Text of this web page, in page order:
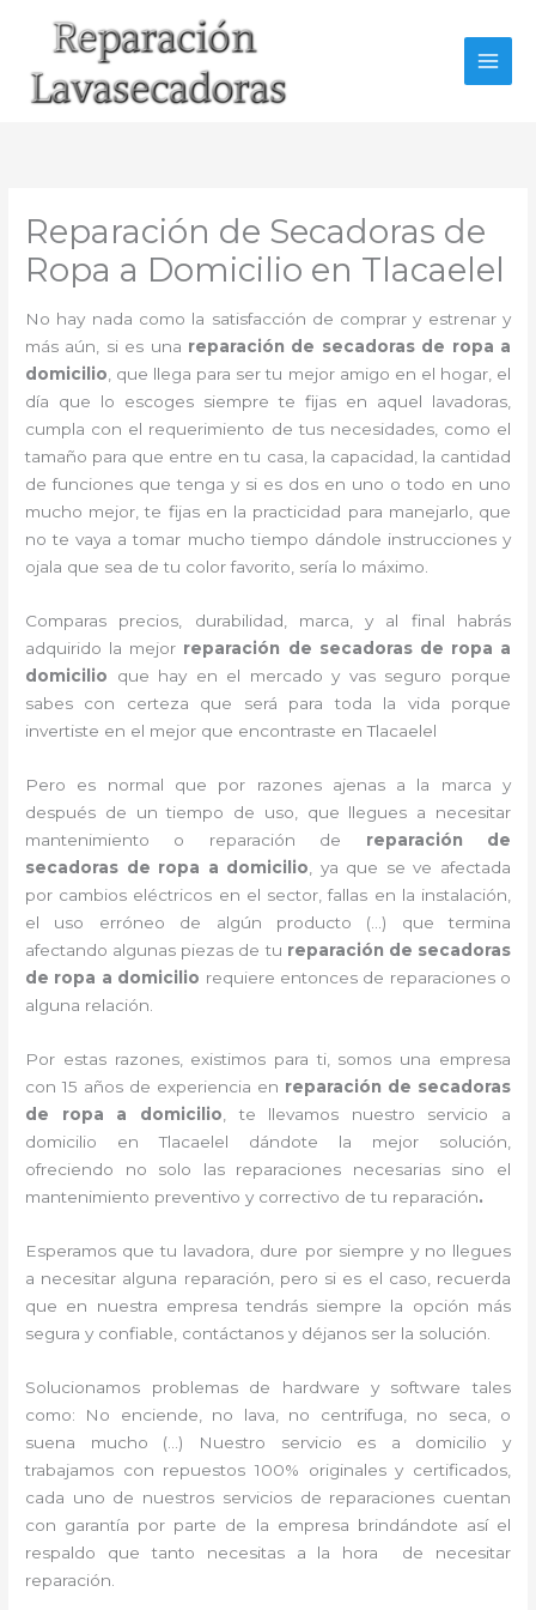
Reparación de Secadoras de
Ropa a Domicilio en Tlacaelel
No hay nada como la satisfacción de comprar y estrenar y
más aún, si es una reparación de secadoras de ropa a
domicilio, que llega para ser tu mejor amigo en el hogar, el
día que lo escoges siempre te fijas en aquel lavadoras,
cumpla con el requerimiento de tus necesidades, como el
tamaño para que entre en tu casa, la capacidad, la cantidad
de funciones que tenga y si es dos en uno o todo en uno
mucho mejor, te fijas en la practicidad para manejarlo, que
no te vaya a tomar mucho tiempo dándole instrucciones y
ojala que sea de tu color favorito, sería lo máximo.
Comparas precios, durabilidad, marca, y al final habrás
adquirido la mejor reparación de secadoras de ropa a
domicilio
que hay en el mercado y vas seguro porque
sabes con certeza que será para toda la vida porque
invertiste en el mejor que encontraste en Tlacaelel
Pero es normal que por razones ajenas a la marca y
después de un tiempo de uso, que llegues a necesitar
mantenimiento o reparación de reparación de
secadoras de ropa a domicilio , ya que se ve afectada
por cambios eléctricos en el sector, fallas en la instalación,
el uso erróneo de algún producto (…) que termina
afectando algunas piezas de tu reparación de secadoras
de ropa a domicilio requiere entonces de reparaciones o
alguna relación.
Por estas razones, existimos para ti, somos una empresa
con 15 años de experiencia en reparación de secadoras
de ropa a domicilio , te llevamos nuestro servicio a
domicilio en Tlacaelel dándote la mejor solución,
ofreciendo no solo las reparaciones necesarias sino el
mantenimiento preventivo y correctivo de tu reparación.
Esperamos que tu lavadora, dure por siempre y no llegues
a necesitar alguna reparación, pero si es el caso, recuerda
que en nuestra empresa tendrás siempre la opción más
segura y confiable, contáctanos y déjanos ser la solución.
Solucionamos problemas de hardware y software tales
como: No enciende, no lava, no centrifuga, no seca, o
suena mucho (…) Nuestro servicio es a domicilio y
trabajamos con repuestos 100% originales y certificados,
cada uno de nuestros servicios de reparaciones cuentan
con garantía por parte de la empresa brindándote así el
respaldo que tanto necesitas a la hora de necesitar
reparación.